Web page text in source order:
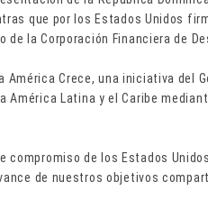
que por los Estados Unidos
de la Corporación Financiera de
América Crece, una iniciativa del
América Latina y el Caribe
de los Estados
de nuestros objetivos